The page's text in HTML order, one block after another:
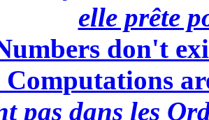
elle prête
don't
pas dans les